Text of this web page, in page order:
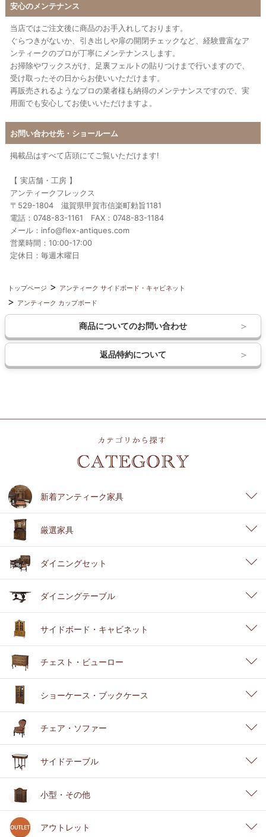
安心のメンテナンス
当店ではご注文後に商品のお手入れしております。
ぐらつきがないか、引き出しや扉の開閉チェックなど、経験豊富なア
ンティークのプロが丁寧にメンテナンスします。
お掃除やワックスがけ、足裏フェルトの貼りつけまで行いますので、
受け取ったその日からお使いいただけます。
再販売されるようなプロの業者様も納得のメンテナンスですので、実
用面でも安心してお使いいただけますよ。
お問い合わせ先・ショールーム
掲載品はすべて店頭にてご覧いただけます!
【 実店舗・工房 】
アンティークフレックス
〒529-1804 滋賀県甲賀市信楽町勅旨1181
電話：0748-83-1161 FAX：0748-83-1184
メール：info@flex-antiques.com
営業時間：10:00-17:00
定休日：毎週木曜日
トップページ
アンティーク サイドボード・キャビネット
アンティーク カップボード
商品についてのお問い合わせ
返品特約について
新着アンティーク家具
厳選家具
ダイニングセット
ダイニングテーブル
サイドボード・キャビネット
チェスト・ビューロー
ショーケース・ブックケース
チェア・ソファー
サイドテーブル
小型・その他
アウトレット